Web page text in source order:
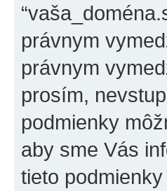
právnym
právnym
prosím,
podmienky
aby sme Vás
tieto